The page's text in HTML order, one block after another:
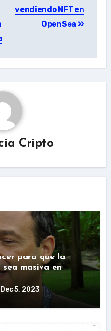
vendiendo NFT en
OpenSea
Cripto
para que la
masiva en
Dec 5, 2023